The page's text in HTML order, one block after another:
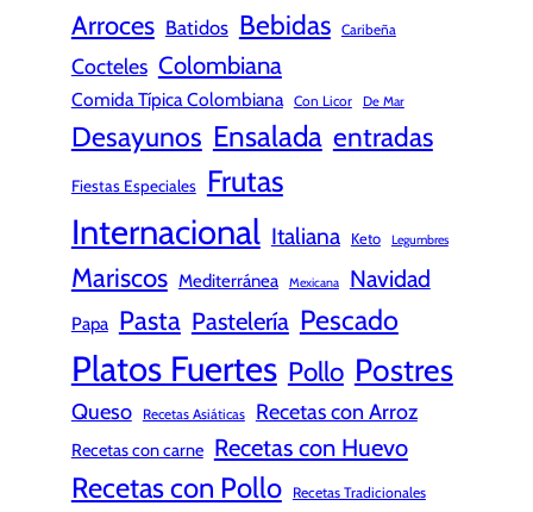
Arroces Batidos Bebidas Caribeña
Cocteles Colombiana
Comida Típica Colombiana Con Licor De Mar
Desayunos Ensalada entradas
Fiestas Especiales Frutas
Internacional Italiana Keto Legumbres
Mariscos Mediterránea Mexicana Navidad
Papa Pasta Pastelería Pescado
Platos Fuertes Pollo Postres
Queso Recetas Asiáticas Recetas con Arroz
Recetas con carne Recetas con Huevo
Recetas con Pollo Recetas Tradicionales